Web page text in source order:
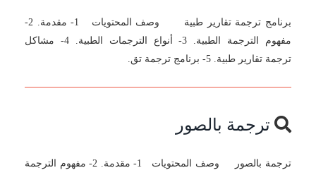
برنامج ترجمة تقارير طبية وصف المحتويات 1- مقدمة. 2-
مفهوم الترجمة الطبية. 3- أنواع الترجمات الطبية. 4- مشاكل
ترجمة تقارير طبية. 5- برنامج ترجمة تق.
ترجمة بالصور
ترجمة بالصور وصف المحتويات 1- مقدمة. 2- مفهوم الترجمة